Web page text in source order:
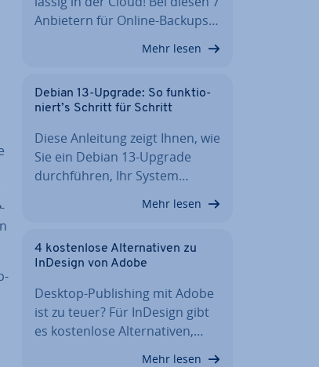
-
Anbietern für Online-Backups…
Mehr lesen
Debian 13-Upgrade: So funk­tio­
niert’s Schritt für Schritt
Diese Anleitung zeigt Ihnen, wie
Sie ein Debian 13-Upgrade
durch­füh­ren, Ihr System…
Mehr lesen
4 kos­ten­lo­se Al­ter­na­ti­ven zu
InDesign von Adobe
Desktop-Pu­bli­shing mit Adobe
ist zu teuer? Für InDesign gibt
es kos­ten­lo­se Al­ter­na­ti­ven,…
Mehr lesen